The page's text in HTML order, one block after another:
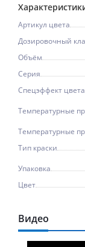
Артикул цвета
Дозировочный
Объём
Серия
Спецэффект цвета
Температурные
Температурные
Тип краски
Упаковка
Цвет
Видео